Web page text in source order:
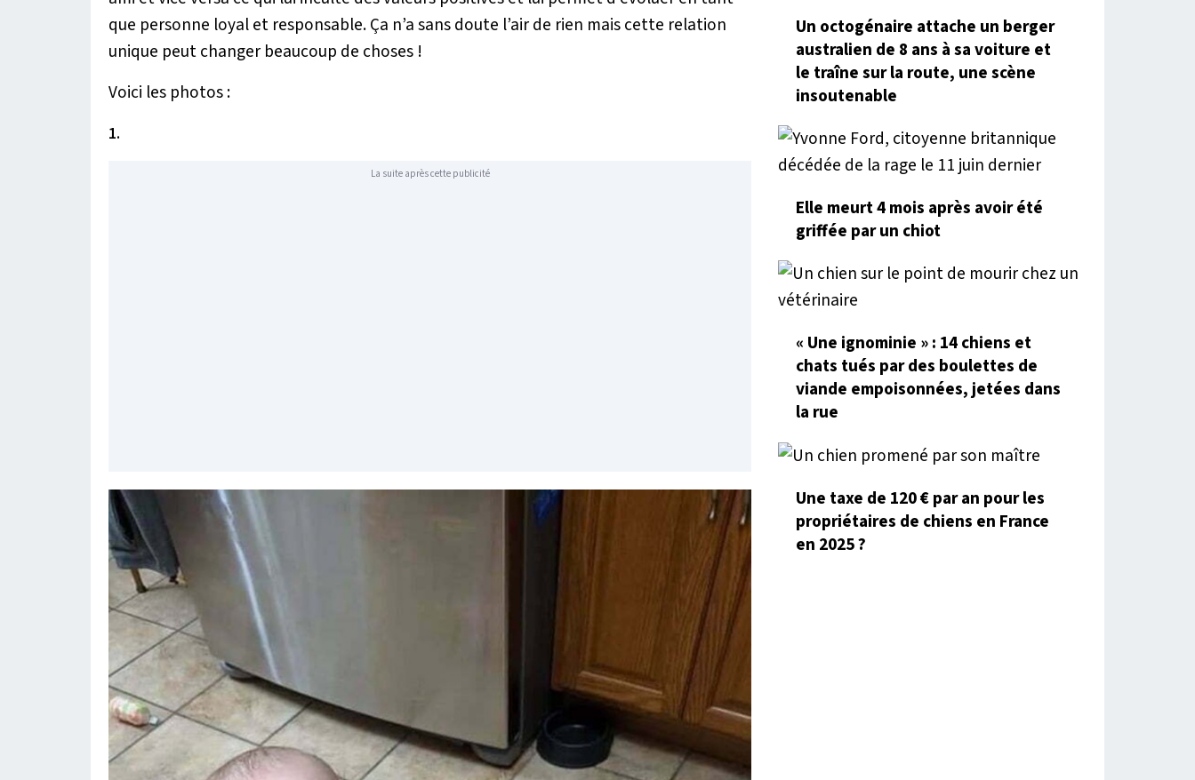
que personne loyal et responsable. Ça n’a sans doute l’air de rien mais cette relation
unique peut changer beaucoup de choses !
Voici les photos :
1.
La suite après cette publicité
Un octogénaire attache un berger
australien de 8 ans à sa voiture et
le traîne sur la route, une scène
insoutenable
Elle meurt 4 mois après avoir été
griffée par un chiot
« Une ignominie » : 14 chiens et
chats tués par des boulettes de
viande empoisonnées, jetées dans
la rue
Une taxe de 120 € par an pour les
propriétaires de chiens en France
en 2025 ?